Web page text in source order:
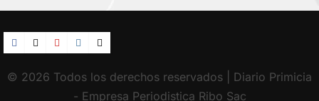
© 2026 Todos los derechos reservados | Diario Primicia
- Empresa Periodistica Ribo Sac